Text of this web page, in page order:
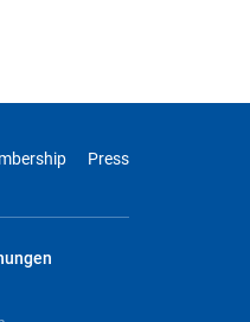
Press